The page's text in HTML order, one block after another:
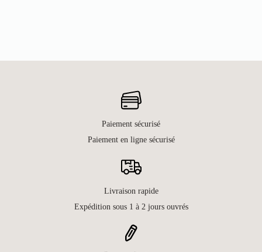
Paiement sécurisé
Paiement en ligne sécurisé
Livraison rapide
Expédition sous 1 à 2 jours ouvrés